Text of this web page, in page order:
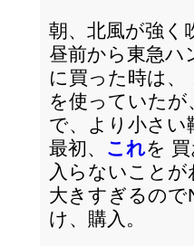
朝、北風が強く
昼前から東急ハ
に買った時は
を使っていた
で、より小さい
最初、 これを
入らないこと
大きすぎるので
け、購入。